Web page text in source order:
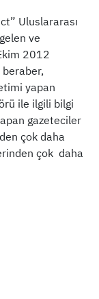
Uluslararası
ve
2012
beraber,
yapan
ile ilgili bilgi
gazeteciler
çok daha
çok daha